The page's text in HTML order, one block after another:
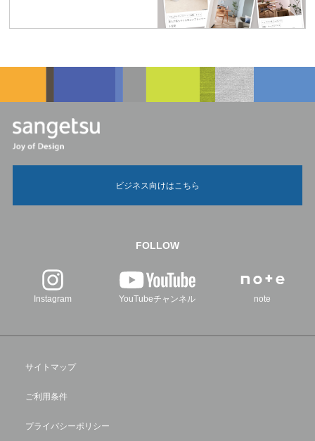
ビジネス向けはこちら
FOLLOW
Instagram YouTubeチャンネル note
サイトマップ
ご利用条件
プライバシーポリシー